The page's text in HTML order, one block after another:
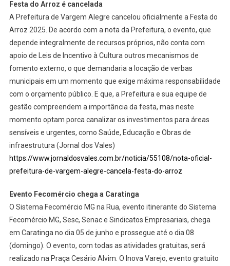
Festa do Arroz é cancelada
A Prefeitura de Vargem Alegre cancelou oficialmente a Festa do
Arroz 2025. De acordo com a nota da Prefeitura, o evento, que
depende integralmente de recursos próprios, não conta com
apoio de Leis de Incentivo à Cultura outros mecanismos de
fomento externo, o que demandaria a locação de verbas
municipais em um momento que exige máxima responsabilidade
com o orçamento público. E que, a Prefeitura e sua equipe de
gestão compreendem a importância da festa, mas neste
momento optam porca canalizar os investimentos para áreas
sensíveis e urgentes, como Saúde, Educação e Obras de
infraestrutura (Jornal dos Vales)
https://www.jornaldosvales.com.br/noticia/55108/nota-oficial-
prefeitura-de-vargem-alegre-cancela-festa-do-arroz
Evento Fecomércio chega a Caratinga
O Sistema Fecomércio MG na Rua, evento itinerante do Sistema
Fecomércio MG, Sesc, Senac e Sindicatos Empresariais, chega
em Caratinga no dia 05 de junho e prossegue até o dia 08
(domingo). O evento, com todas as atividades gratuitas, será
realizado na Praça Cesário Alvim. O Inova Varejo, evento gratuito